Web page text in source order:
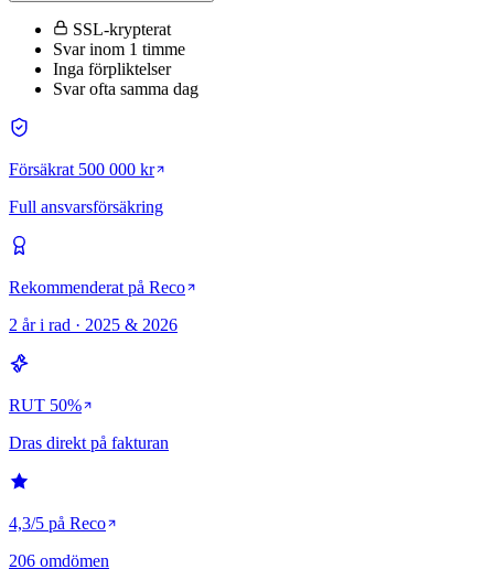
SSL-krypterat
Svar inom 1 timme
Inga förpliktelser
Svar ofta samma dag
Försäkrat 500 000 kr
Full ansvarsförsäkring
Rekommenderat på Reco
2 år i rad · 2025 & 2026
RUT 50%
Dras direkt på fakturan
4,3/5 på Reco
206 omdömen